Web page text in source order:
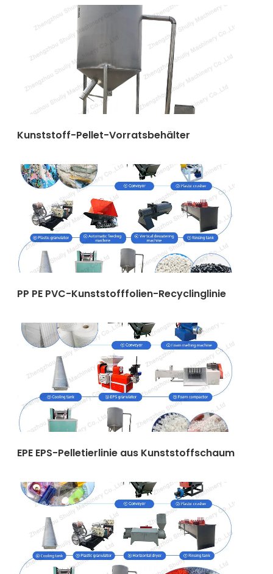
Kunststoff-Pellet-Vorratsbehälter
PP PE PVC-Kunststofffolien-Recyclinglinie
EPE EPS-Pelletierlinie aus Kunststoffschaum